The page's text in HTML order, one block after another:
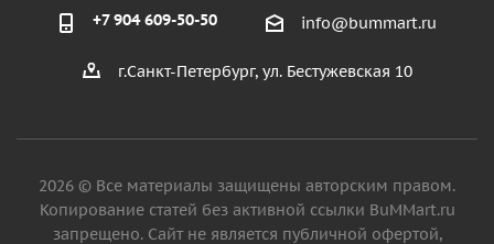
+7 904 609-50-50 info@bummart.ru
г.Санкт-Петербург, ул. Бестужевская 10
2026 © Все материалы защищены авторским правом.
Копирование статей без активной ссылки BuMMart.ru
запрещено. Сайт не является публичной офертой,